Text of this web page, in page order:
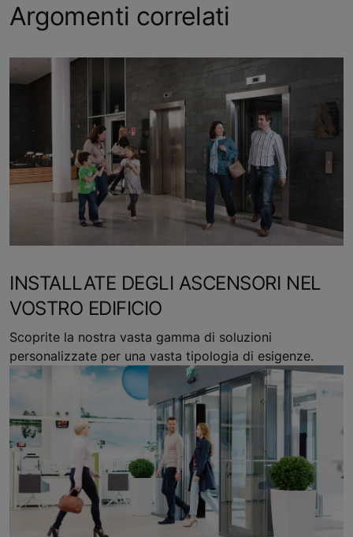
Argomenti correlati
INSTALLATE DEGLI ASCENSORI NEL
VOSTRO EDIFICIO
Scoprite la nostra vasta gamma di soluzioni
personalizzate per una vasta tipologia di esigenze.